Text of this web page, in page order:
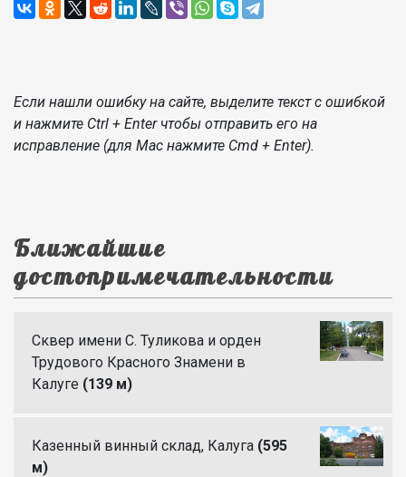
Если нашли ошибку на сайте, выделите текст с ошибкой
и нажмите Ctrl + Enter чтобы отправить его на
исправление (для Mac нажмите Cmd + Enter).
Ближайшие
достопримечательности
Сквер имени С. Туликова и орден
Трудового Красного Знамени в
Калуге (139 м)
Казенный винный склад, Калуга (595
м)